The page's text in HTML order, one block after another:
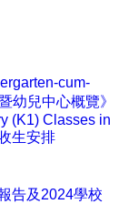
cum-
幼兒中心概覽》
(K1) Classes in
生安排
告及2024學校